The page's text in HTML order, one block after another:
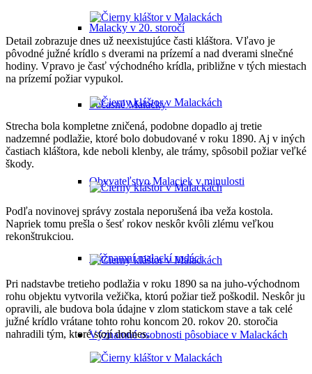
Malacky v 20. storočí
Súčasné Malacky
Obyvateľstvo Malaciek v minulosti
Významní malackí rodáci
Významné osobnosti pôsobiace v Malackách
Detail zobrazuje dnes už neexistujúce časti kláštora. Vľavo je
pôvodné južné krídlo s dverami na prízemí a nad dverami slnečné
hodiny. Vpravo je časť východného krídla, približne v tých miestach
na prízemí požiar vypukol.
Strecha bola kompletne zničená, podobne dopadlo aj tretie
nadzemné podlažie, ktoré bolo dobudované v roku 1890. Aj v iných
častiach kláštora, kde neboli klenby, ale trámy, spôsobil požiar veľké
škody.
Podľa novinovej správy zostala neporušená iba veža kostola.
Napriek tomu prešla o šesť rokov neskôr kvôli zlému veľkou
rekonštrukciou.
Pri nadstavbe tretieho podlažia v roku 1890 sa na juho-východnom
rohu objektu vytvorila vežička, ktorú požiar tiež poškodil. Neskôr ju
opravili, ale budova bola údajne v zlom statickom stave a tak celé
južné krídlo vrátane tohto rohu koncom 20. rokov 20. storočia
nahradili tým, ktoré stojí dodnes.